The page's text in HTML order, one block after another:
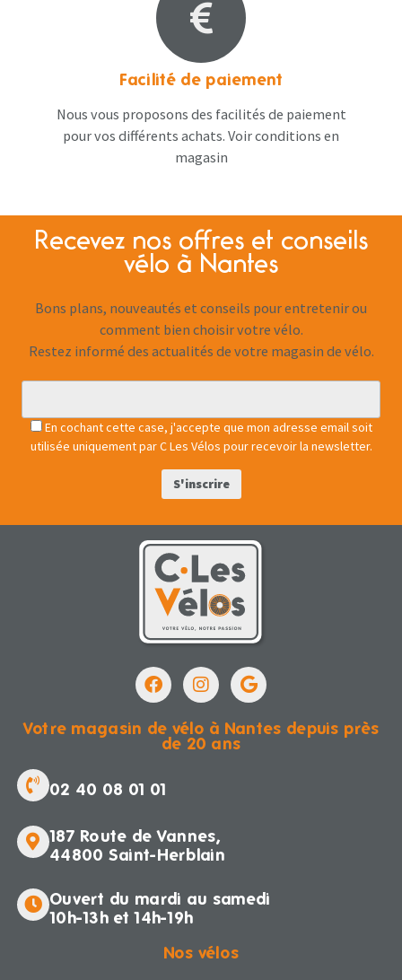
Facilité de paiement
Nous vous proposons des facilités de paiement
pour vos différents achats. Voir conditions en
magasin
Recevez nos offres et conseils
vélo à Nantes
Bons plans, nouveautés et conseils pour entretenir ou
comment bien choisir votre vélo.
Restez informé des actualités de votre magasin de vélo.
En cochant cette case, j'accepte que mon adresse email soit
utilisée uniquement par C Les Vélos pour recevoir la newsletter.
Votre magasin de vélo à Nantes depuis près
de 20 ans
02 40 08 01 01
187 Route de Vannes,
44800 Saint-Herblain
Ouvert du mardi au samedi
10h-13h et 14h-19h
Nos vélos